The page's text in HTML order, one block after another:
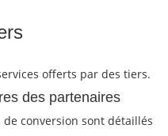
offerts par des tiers.
des partenaires
conversion sont détaillés